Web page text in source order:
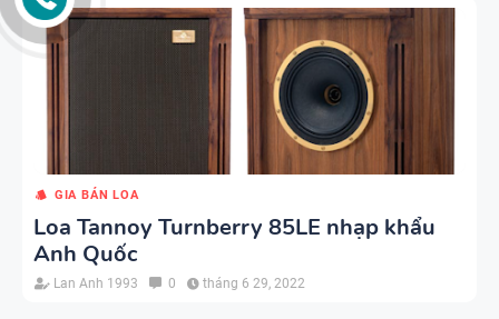
GIA BÁN LOA
Loa Tannoy Turnberry 85LE nhạp khẩu
Anh Quốc
Lan Anh 1993 0 tháng 6 29, 2022